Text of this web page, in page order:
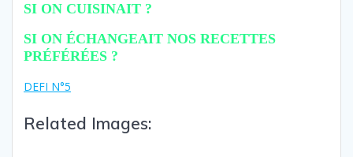
SI ON CUISINAIT ?
SI ON ÉCHANGEAIT NOS RECETTES
PRÉFÉRÉES ?
DEFI N°5
Related Images: